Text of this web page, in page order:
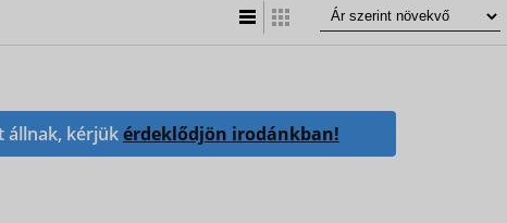
állnak, kérjükérdeklődjön irodánkban!